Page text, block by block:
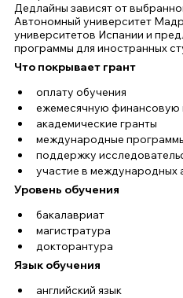
Дедлайны зависят от
Автономный университет
университетов Испании и
программы для иностранных
Что покрывает грант
оплату обучения
ежемесячную финансовую
академические гранты
международные
поддержку
участие в международных
Уровень обучения
бакалавриат
магистратура
докторантура
Язык обучения
английский язык